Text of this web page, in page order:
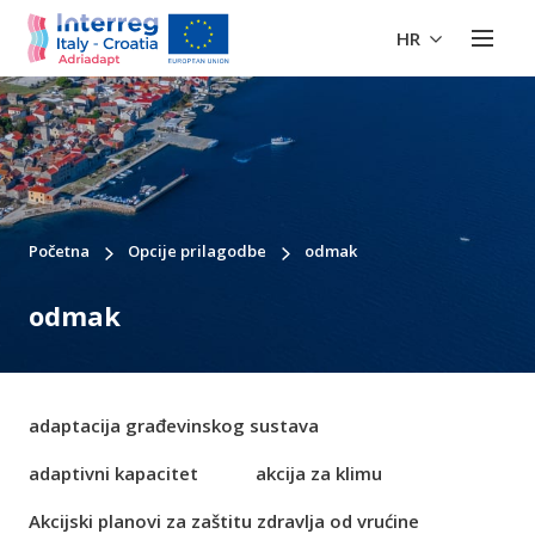
HR
Početna Opcije prilagodbe odmak
odmak
adaptacija građevinskog sustava
adaptivni kapacitet
akcija za klimu
Akcijski planovi za zaštitu zdravlja od vrućine